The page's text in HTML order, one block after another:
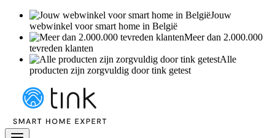
Jouw
webwinkel voor smart home in België
Meer dan 2.000.000
tevreden klanten
Alle
producten zijn zorgvuldig door tink getest